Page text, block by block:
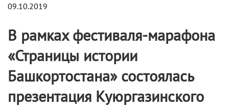
09.10.2019
В рамках фестиваля-марафона
«Страницы истории
Башкортостана» состоялась
презентация Куюргазинского